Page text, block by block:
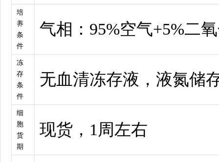
培
养
条
件
气相：95%空气+5%二
冻
存
条
件
无血清冻存液，液氮储
细
胞
货
期
现货，1周左右